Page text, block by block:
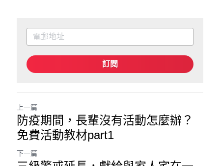
訂閱
上一篇
防疫期間，長輩沒有活動怎麼辦？
免費活動教材part1
下一篇